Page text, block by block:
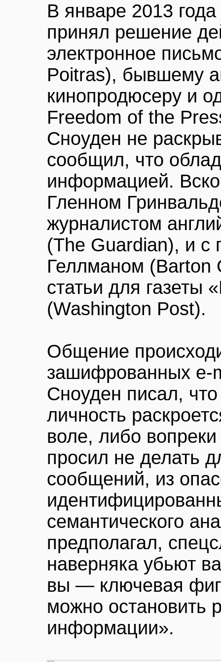
В январе 2013
принял решение
электронное
Poitras), бывшему
кинопродюсеру и
Freedom of the
Сноуден не
сообщил, что
информацией.
Гленном
журналистом
(The Guardian), и с
Геллманом (Barton
статьи для газеты
(Washington Post).
Общение
зашифрованных e-
Сноуден писал,
личность
воле, либо
просил не делать
сообщений, из
семантического
предполагал,
наверняка убьют
вы — ключевая
можно остановить
информации».